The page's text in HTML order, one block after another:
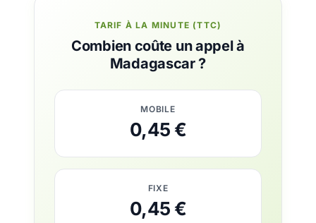
TARIF À LA MINUTE (TTC)
Combien coûte un appel à
Madagascar ?
MOBILE
0,45 €
FIXE
0,45 €